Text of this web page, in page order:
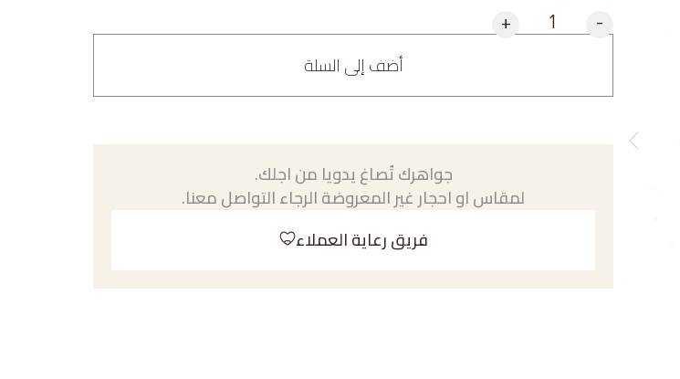
-
+
أضف إلى السلة
جواهرك تُصاغ يدويا من اجلك.
لمقاس او احجار غير المعروضة الرجاء التواصل معنا.
فريق رعاية العملاء